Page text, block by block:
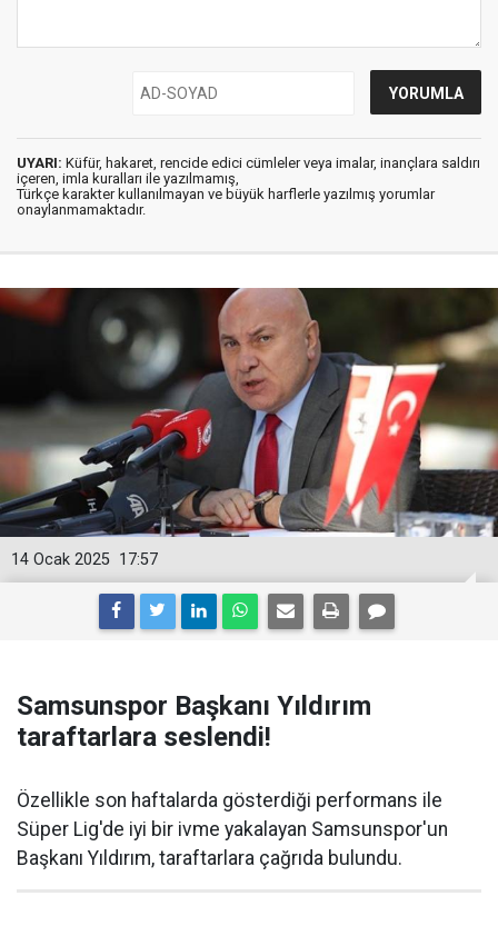
UYARI: Küfür, hakaret, rencide edici cümleler veya imalar, inançlara saldırı
içeren, imla kuralları ile yazılmamış,
Türkçe karakter kullanılmayan ve büyük harflerle yazılmış yorumlar
onaylanmamaktadır.
17:57
14 Ocak 2025
Samsunspor Başkanı Yıldırım
taraftarlara seslendi!
Özellikle son haftalarda gösterdiği performans ile
Süper Lig'de iyi bir ivme yakalayan Samsunspor'un
Başkanı Yıldırım, taraftarlara çağrıda bulundu.